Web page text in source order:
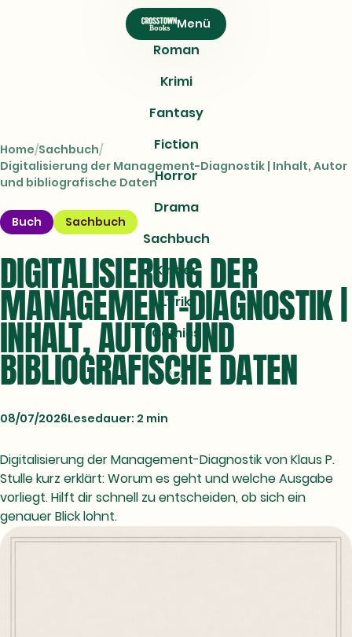
Menü
Roman
Krimi
Fantasy
Fiction
Horror
Drama
Sachbuch
Kinder
Lyrik
Comics
Home Sachbuch
Digitalisierung der Management-Diagnostik | Inhalt, Autor
und bibliografische Daten
Buch Sachbuch
DIGITALISIERUNG DER
MANAGEMENT-DIAGNOSTIK |
INHALT, AUTOR UND
BIBLIOGRAFISCHE DATEN
08/07/2026Lesedauer: 2 min
Digitalisierung der Management-Diagnostik von Klaus P.
Stulle kurz erklärt: Worum es geht und welche Ausgabe
vorliegt. Hilft dir schnell zu entscheiden, ob sich ein
genauer Blick lohnt.